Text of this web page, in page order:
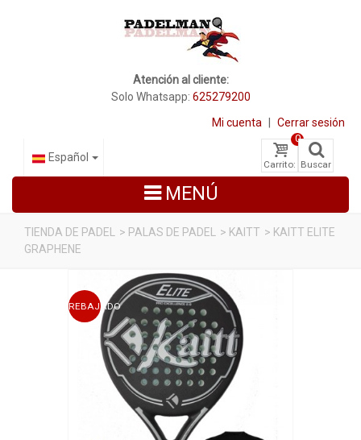
Atención al cliente:
Solo Whatsapp: 625279200
Mi cuenta Cerrar sesión
Carrito:
0
Buscar
Español
MENÚ
ZAPATILLAS DE PADEL
TIENDA DE PADEL > PALAS DE PADEL > KAITT > KAITT ELITE
GRAPHENE
REBAJADO